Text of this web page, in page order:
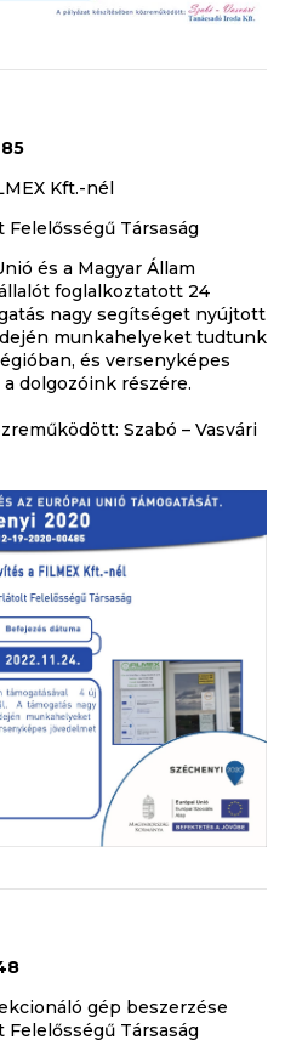
Kft.-nél
Társaság
és a Magyar Állam
foglalkoztatott 24
nagy segítséget nyújtott
munkahelyeket tudtunk
és versenyképes
dolgozóink részére.
Szabó – Vasvári
gép beszerzése
Társaság